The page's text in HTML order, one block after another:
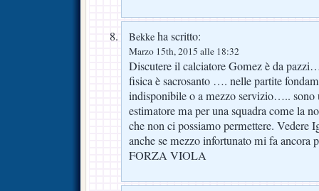
Bekke ha scritto:
Marzo 15th, 2015 alle 18:32
Discutere il calciatore Gomez è da
fisica è sacrosanto …. nelle partite
indisponibile o a mezzo servizio….. sono
estimatore ma per una squadra come la
che non ci possiamo permettere. Vedere
anche se mezzo infortunato mi fa
FORZA VIOLA